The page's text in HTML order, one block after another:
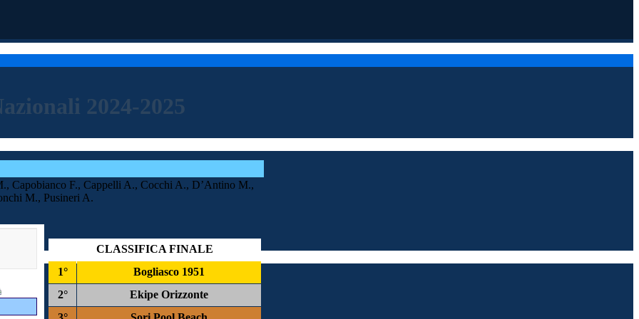
2024-2025
Capobianco F., Cappelli A., Cocchi A., D’Antino M.,
M., Pusineri A.
CLASSIFICA FINALE
1°
Bogliasco 1951
2°
Ekipe Orizzonte